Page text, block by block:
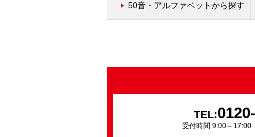
50音・アルファベットから探す
TEL:
受付時間 9:00～17:00